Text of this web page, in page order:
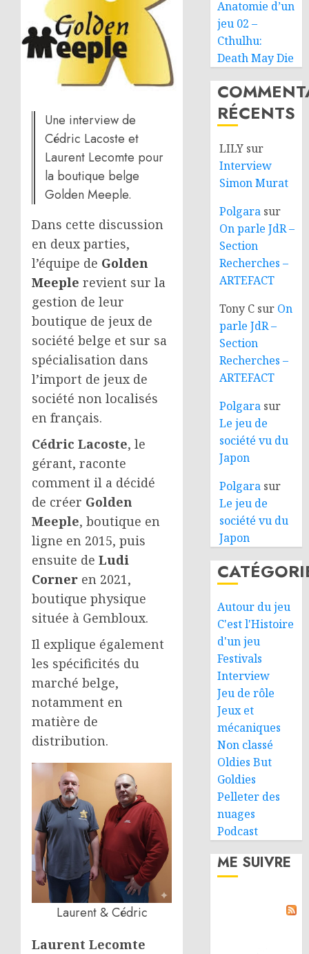
Une interview de
Cédric Lacoste et
Laurent Lecomte pour
la boutique belge
Golden Meeple.
Dans cette discussion
en deux parties,
l’équipe de Golden
Meeple revient sur la
gestion de leur
boutique de jeux de
société belge et sur sa
spécialisation dans
l’import de jeux de
société non localisés
en français.
Cédric Lacoste, le
gérant, raconte
comment il a décidé
de créer Golden
Meeple, boutique en
ligne en 2015, puis
ensuite de Ludi
Corner en 2021,
boutique physique
située à Gembloux.
Il explique également
les spécificités du
marché belge,
notamment en
matière de
distribution.
Laurent & Cédric
Laurent Lecomte
Anatomie d’un
jeu 02 –
Cthulhu:
Death May Die
RÉCENTS
LILY sur
Interview
Simon Murat
Polgara sur
On parle JdR –
Section
Recherches –
ARTEFACT
Tony C sur On
parle JdR –
Section
Recherches –
ARTEFACT
Polgara sur
Le jeu de
société vu du
Japon
Polgara sur
Le jeu de
société vu du
Japon
Autour du jeu
C'est l'Histoire
d'un jeu
Festivals
Interview
Jeu de rôle
Jeux et
mécaniques
Non classé
Oldies But
Goldies
Pelleter des
nuages
Podcast
ME SUIVRE